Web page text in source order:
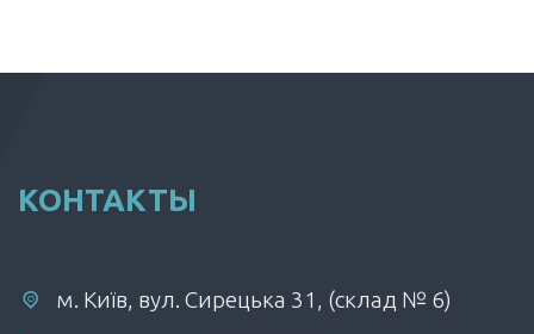
КОНТАКТЫ
м. Київ, вул. Сирецька 31, (склад № 6)